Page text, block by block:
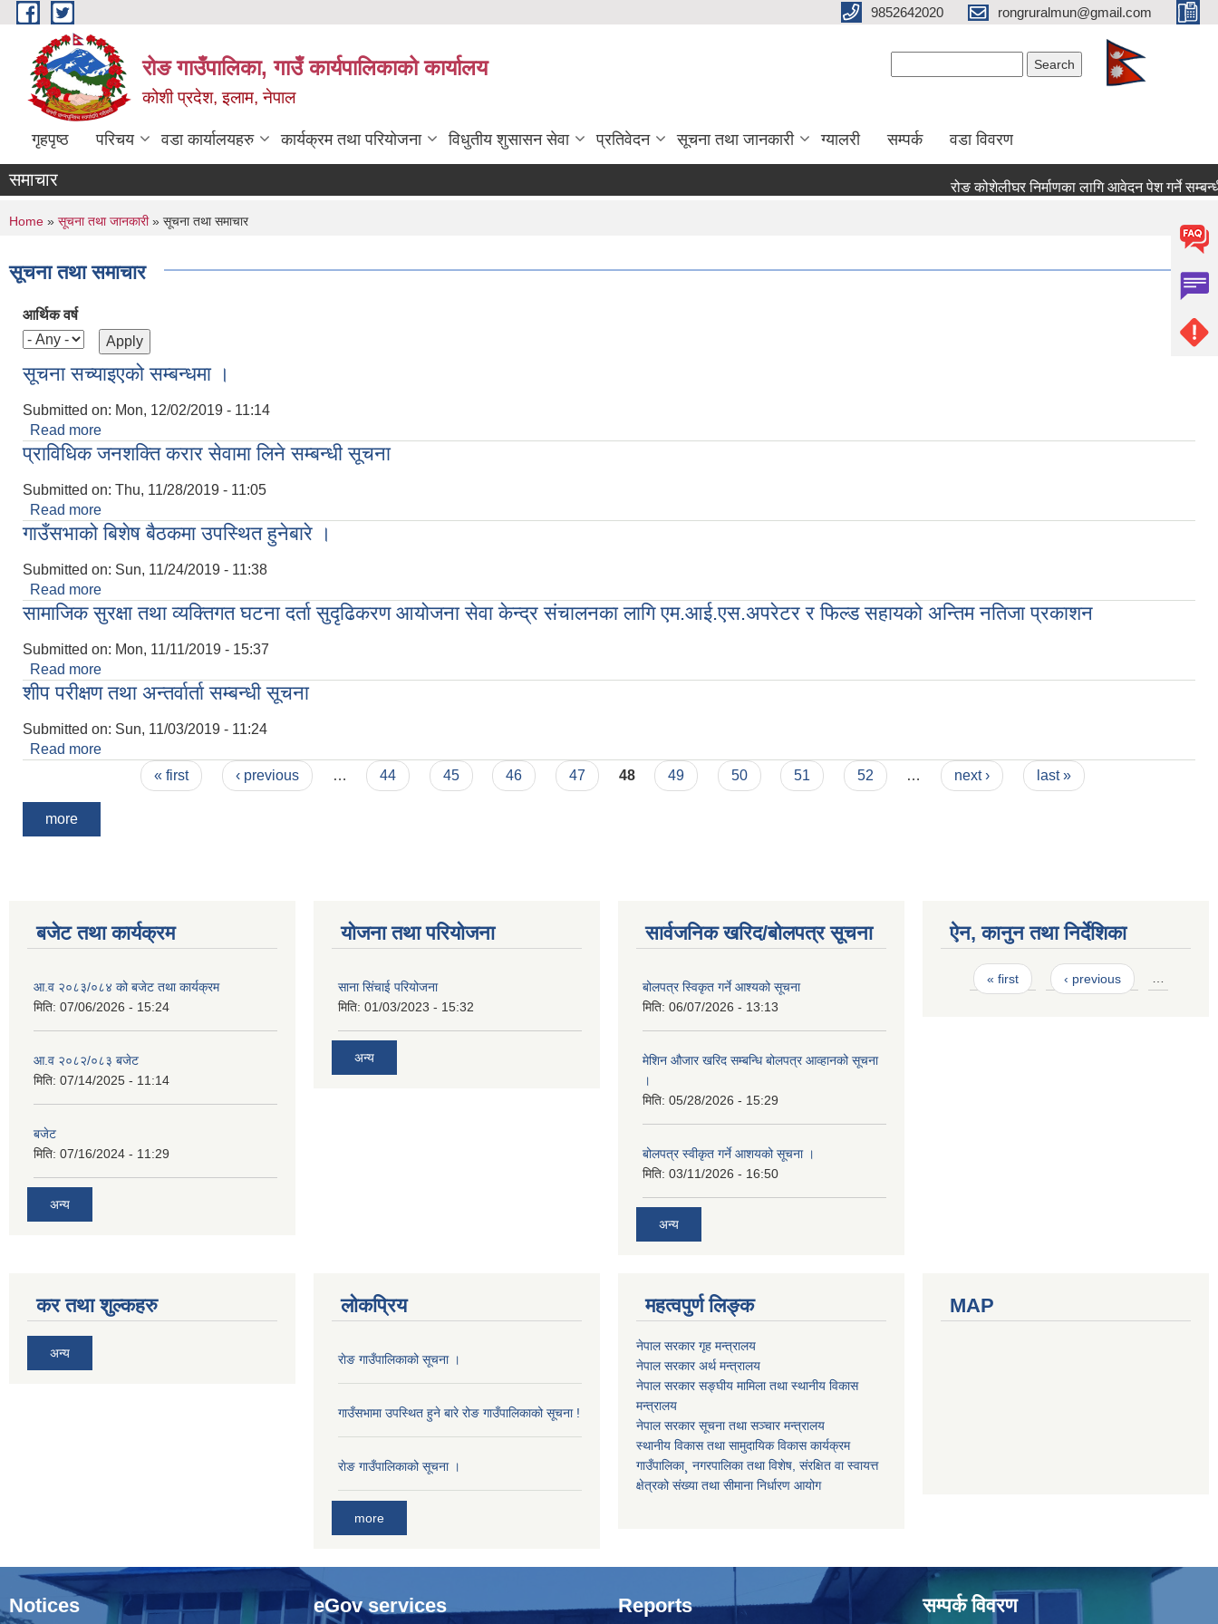
Skip to main content 9852642020 rongruralmun@gmail.com
रोङ गाउँपालिका, गाउँ कार्यपालिकाको कार्यालय
कोशी प्रदेश, इलाम, नेपाल
गृहपृष्ठ परिचय वडा कार्यालयहरु कार्यक्रम तथा परियोजना विधुतीय शुसासन सेवा प्रतिवेदन सूचना तथा जानकारी ग्यालरी सम्पर्क वडा विवरण
समाचार रोङ कोशेलीघर निर्माणका लागि आवेदन पेश गर्ने सम्बन्धी
You are here
Home » सूचना तथा जानकारी» सूचना तथा समाचार
सूचना तथा समाचार
आर्थिक वर्ष
सूचना सच्याइएको सम्बन्धमा ।
Submitted on: Mon, 12/02/2019 - 11:14
Read more
प्राविधिक जनशक्ति करार सेवामा लिने सम्बन्धी सूचना
Submitted on: Thu, 11/28/2019 - 11:05
Read more
गाउँसभाको बिशेष बैठकमा उपस्थित हुनेबारे ।
Submitted on: Sun, 11/24/2019 - 11:38
Read more
सामाजिक सुरक्षा तथा व्यक्तिगत घटना दर्ता सुदृढिकरण आयोजना सेवा केन्द्र संचालनका लागि एम.आई.एस.अपरेटर र फिल्ड सहायको अन्तिम नतिजा प्रकाशन
Submitted on: Mon, 11/11/2019 - 15:37
Read more
शीप परीक्षण तथा अन्तर्वार्ता सम्बन्धी सूचना
Submitted on: Sun, 11/03/2019 - 11:24
Read more
« first ‹ previous … 44 45 46 47 48 49 50 51 52 … next › last »
more
बजेट तथा कार्यक्रम
आ.व २०८३/०८४ को बजेट तथा कार्यक्रम
मिति: 07/06/2026 - 15:24
आ.व २०८२/०८३ बजेट
मिति: 07/14/2025 - 11:14
बजेट
मिति: 07/16/2024 - 11:29
अन्य
योजना तथा परियोजना
साना सिंचाई परियोजना
मिति: 01/03/2023 - 15:32
अन्य
सार्वजनिक खरिद/बोलपत्र सूचना
बोलपत्र स्विकृत गर्ने आश्यको सूचना
मिति: 06/07/2026 - 13:13
मेशिन औजार खरिद सम्बन्धि बोलपत्र आव्हानको सूचना
।
मिति: 05/28/2026 - 15:29
बोलपत्र स्वीकृत गर्ने आशयको सूचना ।
मिति: 03/11/2026 - 16:50
अन्य
ऐन, कानुन तथा निर्देशिका
Pages
« first ‹ previous …
कर तथा शुल्कहरु
अन्य
लोकप्रिय
राेङ गाउँपालिकाको सूचना ।
गाउँसभामा उपस्थित हुने बारे रोङ गाउँपालिकाको सूचना !
राेङ गाउँपालिकाको सूचना ।
more
महत्वपुर्ण लिङ्क
नेपाल सरकार गृह मन्त्रालय
नेपाल सरकार अर्थ मन्त्रालय
नेपाल सरकार सङ्घीय मामिला तथा स्थानीय विकास
मन्त्रालय
नेपाल सरकार सूचना तथा सञ्चार मन्त्रालय
स्थानीय विकास तथा सामुदायिक विकास कार्यक्रम
गाउँपालिका¸ नगरपालिका तथा विशेष, संरक्षित वा स्वायत्त
क्षेत्रको संख्या तथा सीमाना निर्धारण आयोग
MAP
Notices eGov services Reports सम्पर्क विवरण